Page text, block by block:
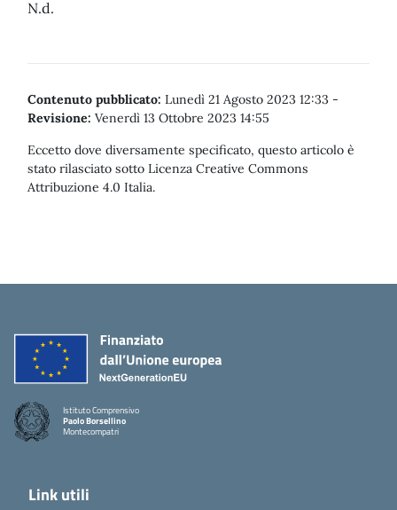
N.d.
Contenuto pubblicato: Lunedì 21 Agosto 2023 12:33 -
Revisione: Venerdì 13 Ottobre 2023 14:55
Eccetto dove diversamente specificato, questo articolo è
stato rilasciato sotto Licenza Creative Commons
Attribuzione 4.0 Italia.
Istituto Comprensivo
Paolo Borsellino
Montecompatri
Link utili